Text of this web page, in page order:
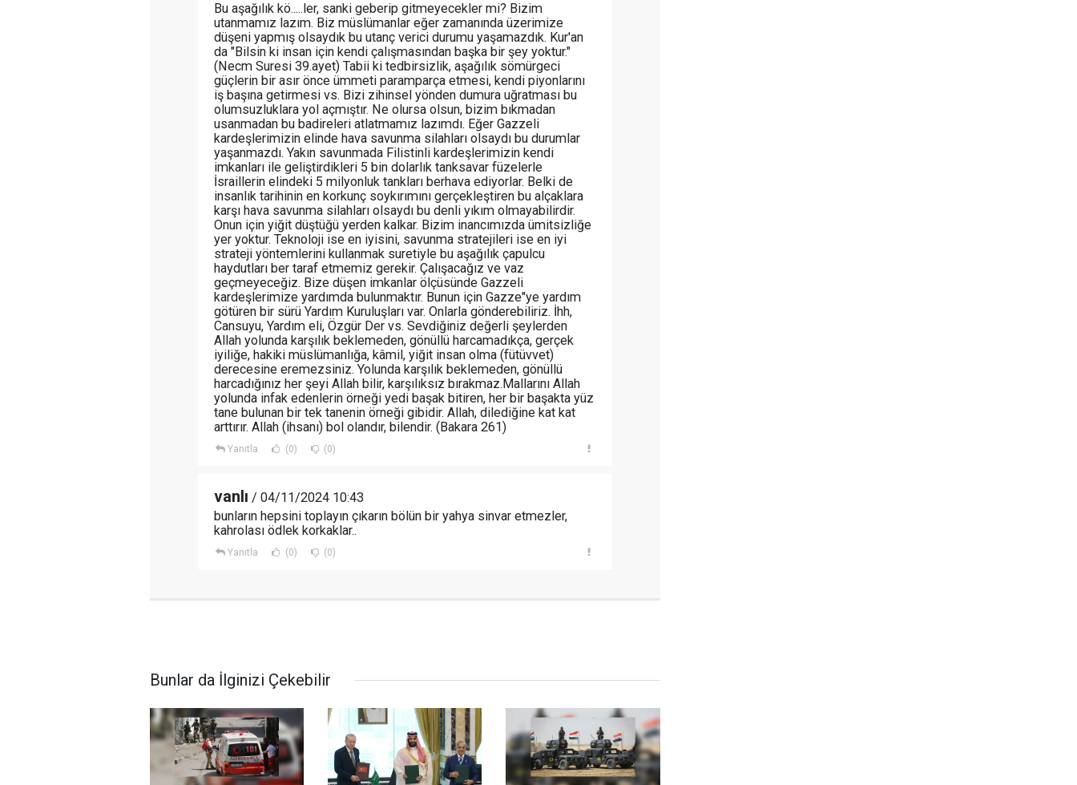
Bu aşağılık kö.....ler, sanki geberip gitmeyecekler mi? Bizim
utanmamız lazım. Biz müslümanlar eğer zamanında üzerimize
düşeni yapmış olsaydık bu utanç verici durumu yaşamazdık. Kur'an
da "Bilsin ki insan için kendi çalışmasından başka bir şey yoktur."
(Necm Suresi 39.ayet) Tabii ki tedbirsizlik, aşağılık sömürgeci
güçlerin bir asır önce ümmeti paramparça etmesi, kendi piyonlarını
iş başına getirmesi vs. Bizi zihinsel yönden dumura uğratması bu
olumsuzluklara yol açmıştır. Ne olursa olsun, bizim bıkmadan
usanmadan bu badireleri atlatmamız lazımdı. Eğer Gazzeli
kardeşlerimizin elinde hava savunma silahları olsaydı bu durumlar
yaşanmazdı. Yakın savunmada Filistinli kardeşlerimizin kendi
imkanları ile geliştirdikleri 5 bin dolarlık tanksavar füzelerle
İsraillerin elindeki 5 milyonluk tankları berhava ediyorlar. Belki de
insanlık tarihinin en korkunç soykırımını gerçekleştiren bu alçaklara
karşı hava savunma silahları olsaydı bu denli yıkım olmayabilirdir.
Onun için yiğit düştüğü yerden kalkar. Bizim inancımızda ümitsizliğe
yer yoktur. Teknoloji ise en iyisini, savunma stratejileri ise en iyi
strateji yöntemlerini kullanmak suretiyle bu aşağılık çapulcu
haydutları ber taraf etmemiz gerekir. Çalışacağız ve vaz
geçmeyeceğiz. Bize düşen imkanlar ölçüsünde Gazzeli
kardeşlerimize yardımda bulunmaktır. Bunun için Gazze"ye yardım
götüren bir sürü Yardım Kuruluşları var. Onlarla gönderebiliriz. İhh,
Cansuyu, Yardım eli, Özgür Der vs. Sevdiğiniz değerli şeylerden
Allah yolunda karşılık beklemeden, gönüllü harcamadıkça, gerçek
iyiliğe, hakiki müslümanlığa, kâmil, yiğit insan olma (fütüvvet)
derecesine eremezsiniz. Yolunda karşılık beklemeden, gönüllü
harcadığınız her şeyi Allah bilir, karşılıksız bırakmaz.Mallarını Allah
yolunda infak edenlerin örneği yedi başak bitiren, her bir başakta yüz
tane bulunan bir tek tanenin örneği gibidir. Allah, dilediğine kat kat
arttırır. Allah (ihsanı) bol olandır, bilendir. (Bakara 261)
Yanıtla (0) (0)
vanlı / 04/11/2024 10:43
bunların hepsini toplayın çıkarın bölün bir yahya sinvar etmezler,
kahrolası ödlek korkaklar..
Yanıtla (0) (0)
Bunlar da İlginizi Çekebilir